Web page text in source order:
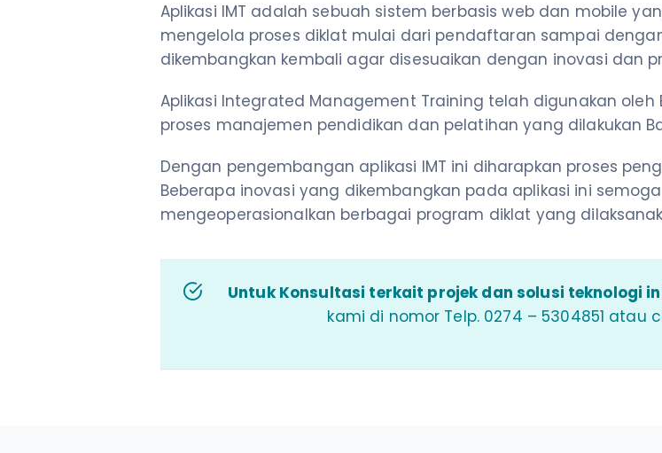
Aplikasi IMT adalah sebuah sistem berbasis web dan mobile
mengelola proses diklat mulai dari pendaftaran sampai
dikembangkan kembali agar disesuaikan dengan inovasi dan
Aplikasi Integrated Management Training telah digunakan oleh
proses manajemen pendidikan dan pelatihan yang dilakukan
Dengan pengembangan aplikasi IMT ini diharapkan proses
Beberapa inovasi yang dikembangkan pada aplikasi ini
mengeoperasionalkan berbagai program diklat yang
Untuk Konsultasi terkait projek dan solusi teknologi
kami di nomor Telp. 0274 – 5304851 atau